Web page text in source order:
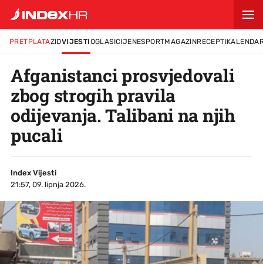
PRETPLATAZIDVIJESTIOGLASICIJENESPORTMAGAZINRECEPTI
Afganistanci prosvjedovali
zbog strogih pravila
odijevanja. Talibani na njih
pucali
Index Vijesti
21:57, 09. lipnja 2026.